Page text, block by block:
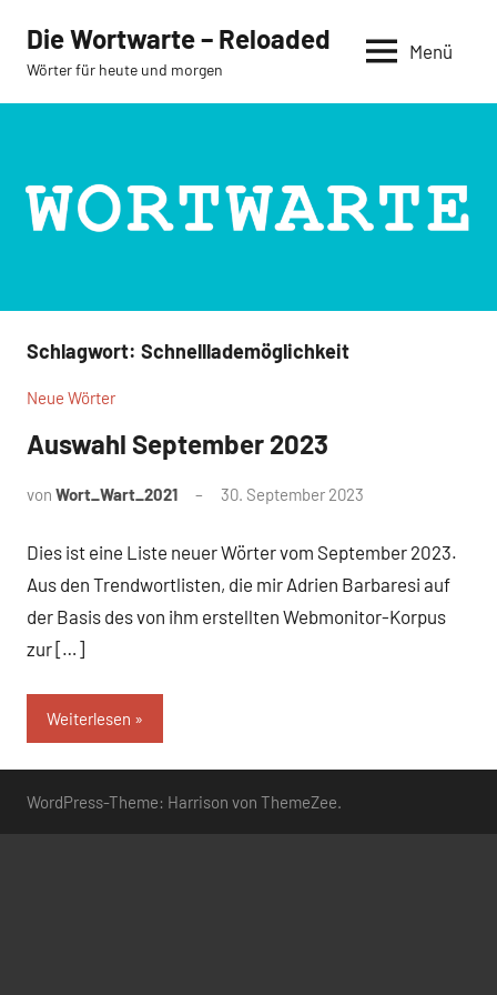
Inhalt
springen
Die Wortwarte – Reloaded
Wörter für heute und morgen
Menü
Schlagwort: Schnelllademöglichkeit
Neue Wörter
Auswahl September 2023
von Wort_Wart_2021 30. September 2023
Dies ist eine Liste neuer Wörter vom September 2023.
Aus den Trendwortlisten, die mir Adrien Barbaresi auf
der Basis des von ihm erstellten Webmonitor-Korpus
zur […]
Weiterlesen
WordPress-Theme: Harrison von ThemeZee.